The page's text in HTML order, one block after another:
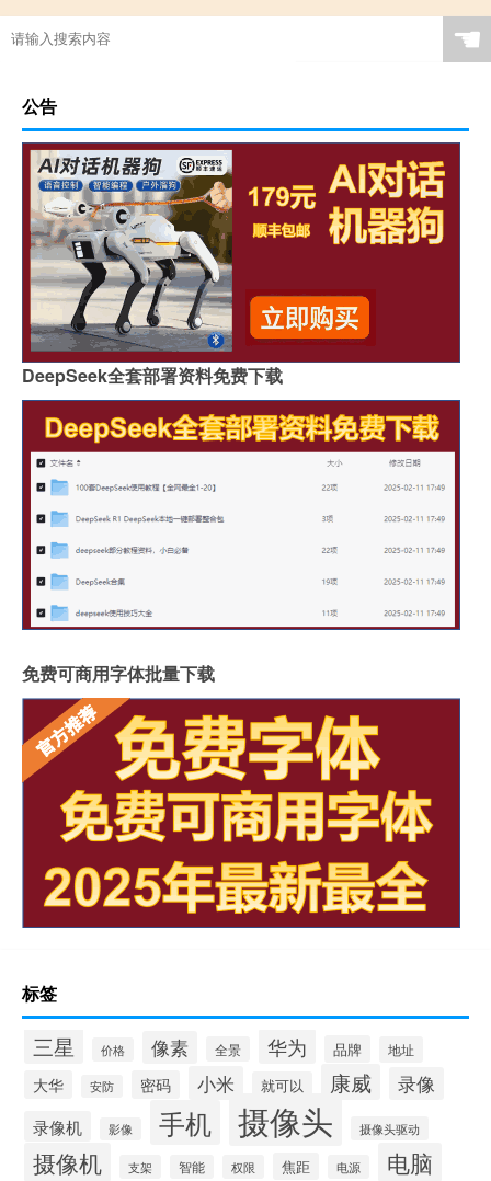
☚
公告
DeepSeek全套部署资料免费下载
免费可商用字体批量下载
标签
三星 价格 像素 全景 华为 品牌 地址
大华 安防 密码 小米 就可以 康威 录像
录像机 影像 手机 摄像头 摄像头驱动
摄像机 支架 智能 权限 焦距 电源 电脑